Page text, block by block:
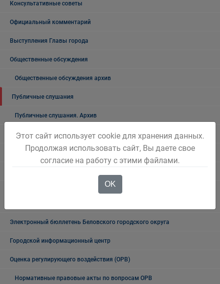
Консультативные советы
Официальный комментарий
Выступления Главы города
Общественные обсуждения
Общественные обсуждения архив
Публичные слушания
Публичные слушания. Архив
Проекты документов
Общественные, национальные и религиозные организации
Электронный бюллетень Беловского городского округа
Городской информационный центр
Оценка регулирующего воздействия (ОРВ)
Нормативные правовые акты по вопросам ОРВ
Этот сайт использует cookie для хранения данных.
Продолжая использовать сайт, Вы даете свое
согласие на работу с этими файлами.
OK